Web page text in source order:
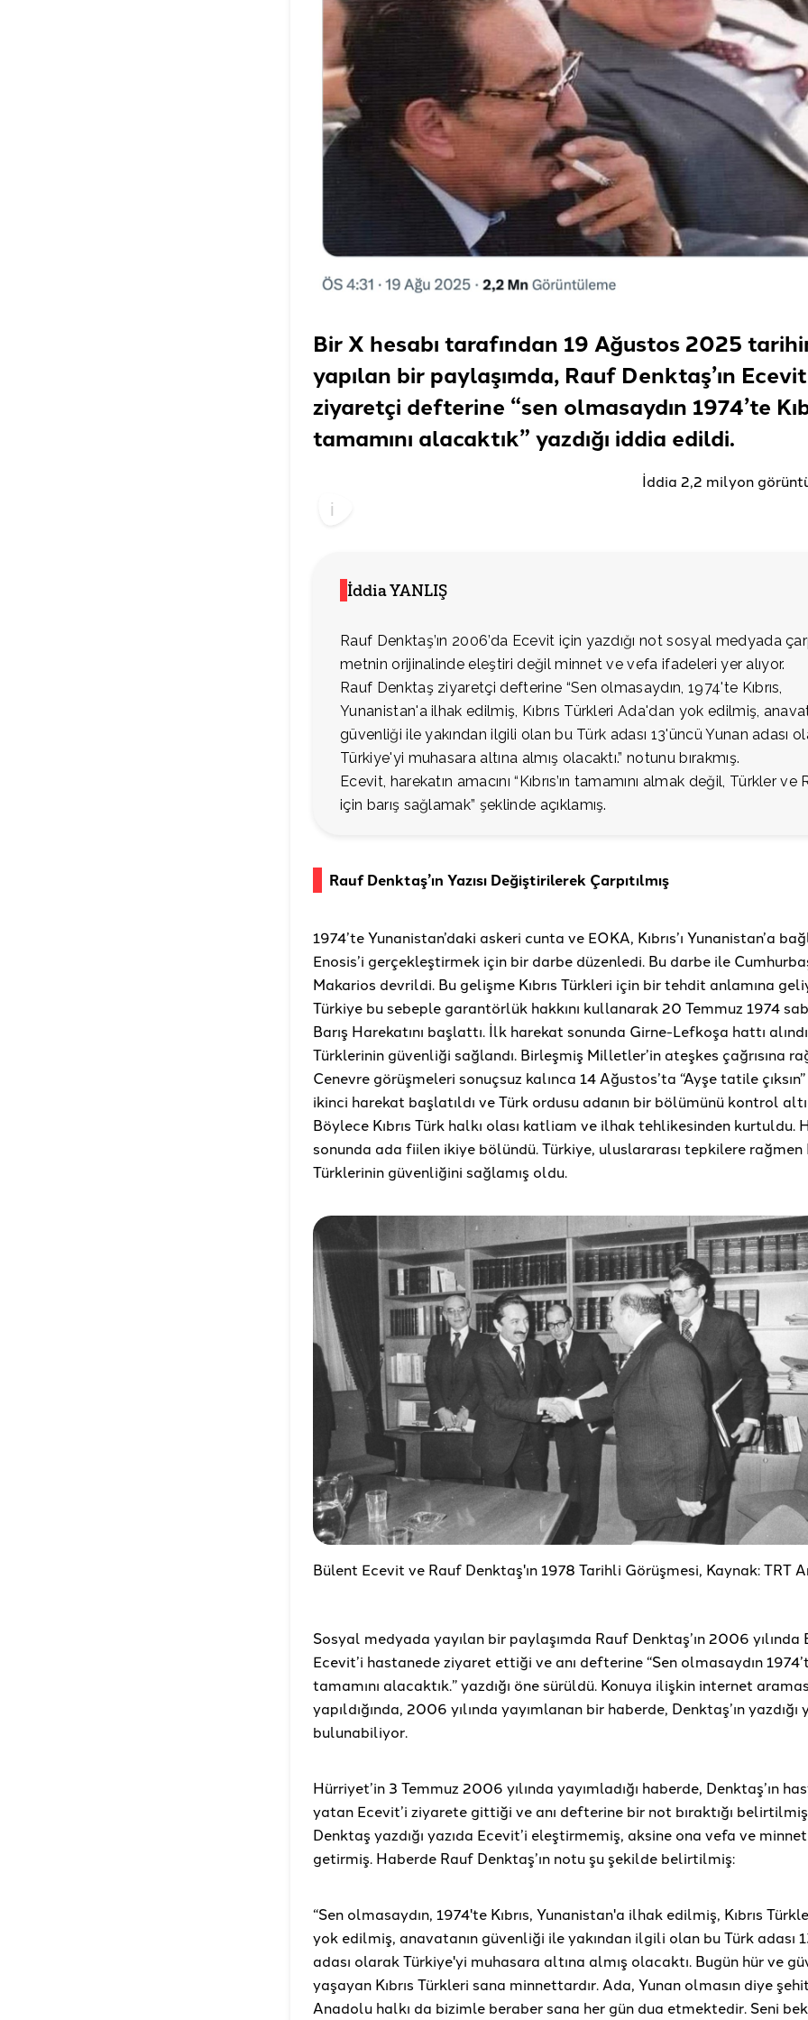
Bir X hesabı tarafından 19 Ağustos 2025
yapılan bir paylaşımda, Rauf Denktaş’ın
ziyaretçi defterine “sen olmasaydın 1974’te
tamamını alacaktık” yazdığı iddia edildi.
İddia 2,2 milyon
İddia YANLIŞ
Rauf Denktaş’ın 2006’da Ecevit için yazdığı not sosyal medyada
metnin orijinalinde eleştiri değil minnet ve vefa ifadeleri yer alıyor.
Rauf Denktaş ziyaretçi defterine “Sen olmasaydın, 1974'te Kıbrıs,
Yunanistan'a ilhak edilmiş, Kıbrıs Türkleri Ada'dan yok edilmiş,
güvenliği ile yakından ilgili olan bu Türk adası 13'üncü Yunan adası
Türkiye'yi muhasara altına almış olacaktı.” notunu bırakmış.
Ecevit, harekatın amacını “Kıbrıs’ın tamamını almak değil, Türkler ve
için barış sağlamak” şeklinde açıklamış.
Rauf Denktaş’ın Yazısı Değiştirilerek Çarpıtılmış
1974’te Yunanistan’daki askeri cunta ve EOKA, Kıbrıs’ı Yunanistan’a
Enosis’i gerçekleştirmek için bir darbe düzenledi. Bu darbe ile
Makarios devrildi. Bu gelişme Kıbrıs Türkleri için bir tehdit anlamına
Türkiye bu sebeple garantörlük hakkını kullanarak 20 Temmuz 1974
Barış Harekatını başlattı. İlk harekat sonunda Girne-Lefkoşa hattı alındı
Türklerinin güvenliği sağlandı. Birleşmiş Milletler’in ateşkes çağrısına
Cenevre görüşmeleri sonuçsuz kalınca 14 Ağustos’ta “Ayşe tatile
ikinci harekat başlatıldı ve Türk ordusu adanın bir bölümünü kontrol
Böylece Kıbrıs Türk halkı olası katliam ve ilhak tehlikesinden kurtuldu.
sonunda ada fiilen ikiye bölündü. Türkiye, uluslararası tepkilere rağmen
Türklerinin güvenliğini sağlamış oldu.
Bülent Ecevit ve Rauf Denktaş'ın 1978 Tarihli Görüşmesi, Kaynak: TRT
Sosyal medyada yayılan bir paylaşımda Rauf Denktaş’ın 2006 yılında
Ecevit’i hastanede ziyaret ettiği ve anı defterine “Sen olmasaydın 1974’te
tamamını alacaktık.” yazdığı öne sürüldü. Konuya ilişkin internet
yapıldığında, 2006 yılında yayımlanan bir haberde, Denktaş’ın yazdığı
bulunabiliyor.
Hürriyet’in 3 Temmuz 2006 yılında yayımladığı haberde, Denktaş’ın
yatan Ecevit’i ziyarete gittiği ve anı defterine bir not bıraktığı
Denktaş yazdığı yazıda Ecevit’i eleştirmemiş, aksine ona vefa ve
getirmiş. Haberde Rauf Denktaş’ın notu şu şekilde belirtilmiş:
“Sen olmasaydın, 1974'te Kıbrıs, Yunanistan'a ilhak edilmiş, Kıbrıs
yok edilmiş, anavatanın güvenliği ile yakından ilgili olan bu Türk adası
adası olarak Türkiye'yi muhasara altına almış olacaktı. Bugün hür ve
yaşayan Kıbrıs Türkleri sana minnettardır. Ada, Yunan olmasın diye
Anadolu halkı da bizimle beraber sana her gün dua etmektedir. Seni